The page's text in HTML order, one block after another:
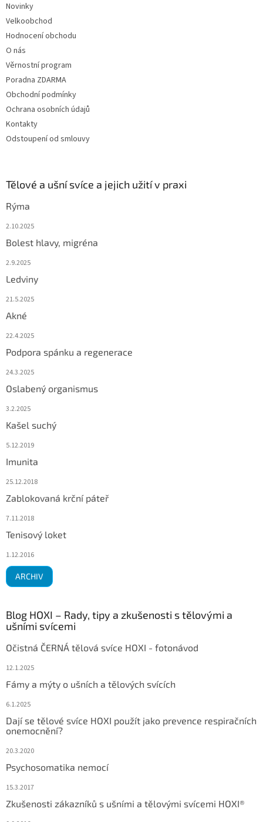
Novinky
Velkoobchod
Hodnocení obchodu
O nás
Věrnostní program
Poradna ZDARMA
Obchodní podmínky
Ochrana osobních údajů
Kontakty
Odstoupení od smlouvy
Tělové a ušní svíce a jejich užití v praxi
Rýma
2.10.2025
Bolest hlavy, migréna
2.9.2025
Ledviny
21.5.2025
Akné
22.4.2025
Podpora spánku a regenerace
24.3.2025
Oslabený organismus
3.2.2025
Kašel suchý
5.12.2019
Imunita
25.12.2018
Zablokovaná krční páteř
7.11.2018
Tenisový loket
1.12.2016
ARCHIV
Blog HOXI – Rady, tipy a zkušenosti s tělovými a
ušními svícemi
Očistná ČERNÁ tělová svíce HOXI - fotonávod
12.1.2025
Fámy a mýty o ušních a tělových svících
6.1.2025
Dají se tělové svíce HOXI použít jako prevence respiračních
onemocnění?
20.3.2020
Psychosomatika nemocí
15.3.2017
Zkušenosti zákazníků s ušními a tělovými svícemi HOXI®